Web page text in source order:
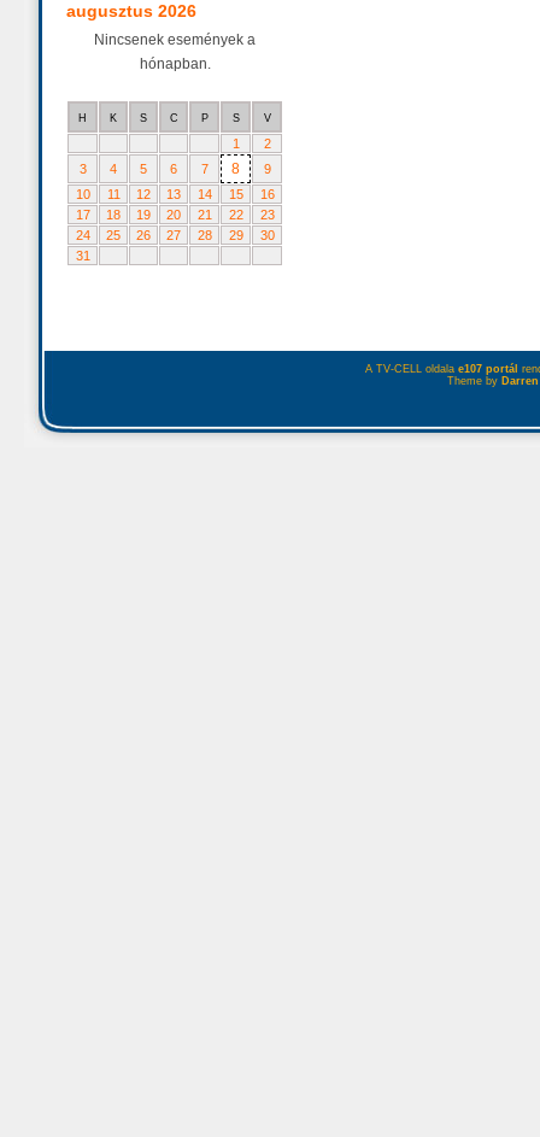
augusztus 2026
Nincsenek események a
hónapban.
H K S C P S V
1
2
3
4 5 6 7 8
9
10
11 12 13 14 15
16
17
18 19 20 21 22
23
24
25 26 27 28 29
30
31
A TV-CELL oldala e107 portál
Theme by